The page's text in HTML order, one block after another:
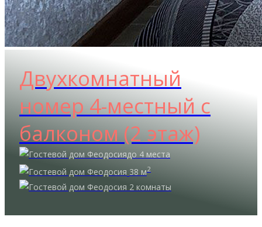
Двухкомнатный
номер 4-местный с
балконом (2 этаж)
до 4 места
38 м2
2 комнаты